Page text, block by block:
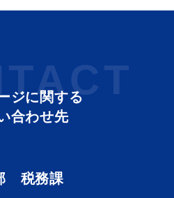
各課への
お問い合わせ
ジに関する
合わせ先
税務課